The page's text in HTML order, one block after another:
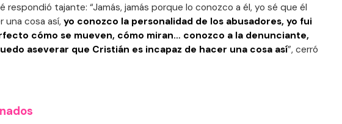
respondió tajante: “Jamás, jamás porque lo conozco a él, yo sé que él
una cosa así, yo conozco la personalidad de los abusadores, yo fui
cómo se mueven, cómo miran… conozco a la denunciante,
aseverar que Cristián es incapaz de hacer una cosa así”, cerró